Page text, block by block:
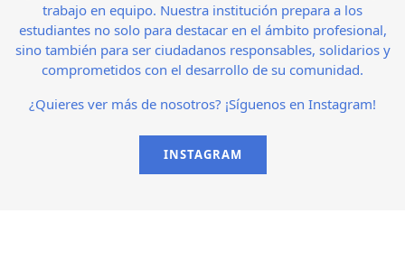
trabajo en equipo. Nuestra institución prepara a los
estudiantes no solo para destacar en el ámbito profesional,
sino también para ser ciudadanos responsables, solidarios y
comprometidos con el desarrollo de su comunidad.
¿Quieres ver más de nosotros? ¡Síguenos en Instagram!
INSTAGRAM